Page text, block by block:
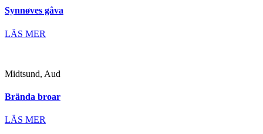
Synnøves gåva
LÄS MER
Midtsund, Aud
Brända broar
LÄS MER